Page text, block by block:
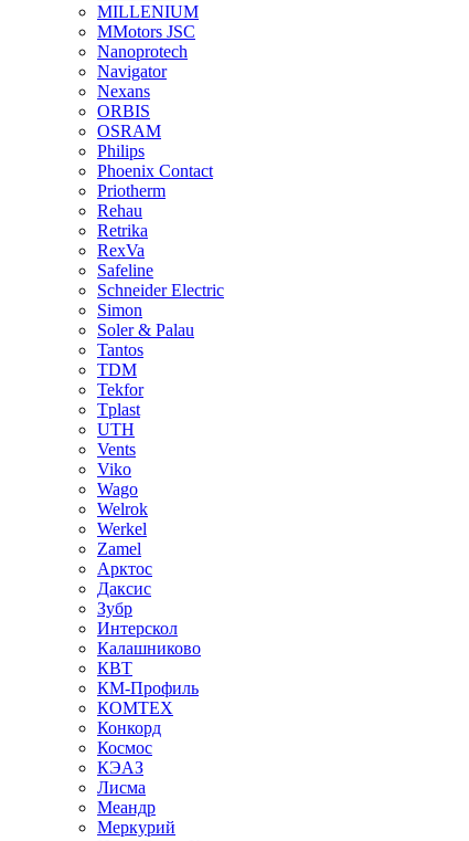
MILLENIUM
MMotors JSC
Nanoprotech
Navigator
Nexans
ORBIS
OSRAM
Philips
Phoenix Contact
Priotherm
Rehau
Retrika
RexVa
Safeline
Schneider Electric
Simon
Soler & Palau
Tantos
TDM
Tekfor
Tplast
UTH
Vents
Viko
Wago
Welrok
Werkel
Zamel
Арктос
Даксис
Зубр
Интерскол
Калашниково
КВТ
КМ-Профиль
КОМТЕХ
Конкорд
Космос
КЭАЗ
Лисма
Меандр
Меркурий